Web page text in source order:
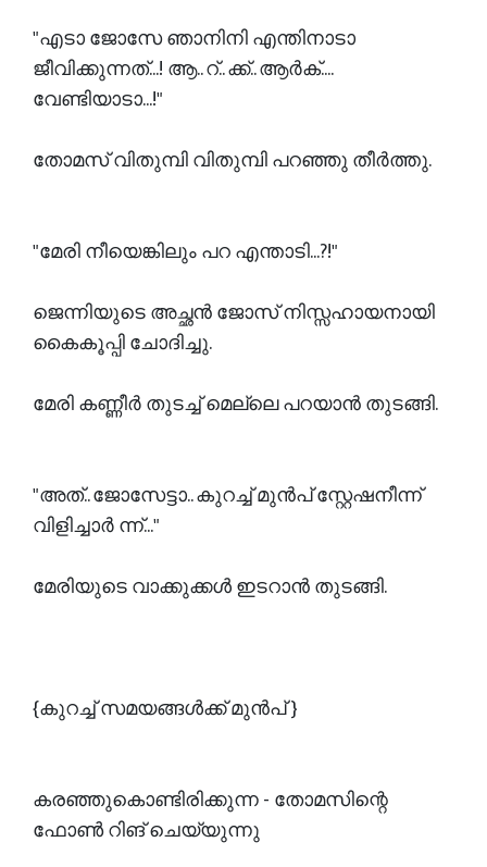
"എടാ ജോസേ ഞാനിനി എന്തിനാടാ
ജീവിക്കുന്നത്...! ആ.. റ്.. ക്ക്.. ആർക്....
വേണ്ടിയാടാ...!"
തോമസ് വിതുമ്പി വിതുമ്പി പറഞ്ഞു തീർത്തു.
"മേരി നീയെങ്കിലും പറ എന്താടി...?!"
ജെന്നിയുടെ അച്ഛൻ ജോസ് നിസ്സഹായനായി
കൈകൂപ്പി ചോദിച്ചു.
മേരി കണ്ണീർ തുടച്ച് മെല്ലെ പറയാൻ തുടങ്ങി.
"അത്.. ജോസേട്ടാ.. കുറച്ച് മുൻപ് സ്റ്റേഷനീന്ന്
വിളിച്ചാർ ന്ന്..."
മേരിയുടെ വാക്കുക്കൾ ഇടറാൻ തുടങ്ങി.
{കുറച്ച് സമയങ്ങൾക്ക് മുൻപ് }
കരഞ്ഞുകൊണ്ടിരിക്കുന്ന - തോമസിന്റെ
ഫോൺ റിങ് ചെയ്യുന്നു